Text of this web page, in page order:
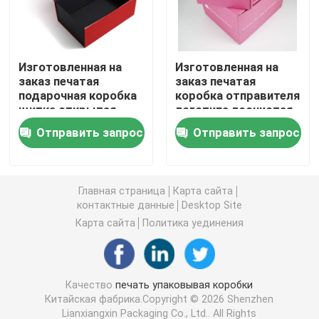
Косметическая упаковывая коробка
Опаковка пищевых продуктов
Печать книг в твердом переплете
Коробки ботинка упаковывая
Коробки упаковки одежды
Коробка парика упаковывая
Изготовленная на
заказ печатая
подарочная коробка
щитка открытая
магнитная складная
упаковывая для
ботинка одежды
Отправить запрос
Изготовленная на
заказ печатая
коробка отправителя
логотипа лоснистая
розовая черная для
упаковки игрушек
Отправить запрос
Главная страница
Карта сайта
контактные данные
Desktop Site
Карта сайта
Политика уединения
Качествопечать упаковывая коробки
Китайская фабрика.Copyright © 2026 Shenzhen
Lianxiangxin Packaging Co., Ltd.. All Rights